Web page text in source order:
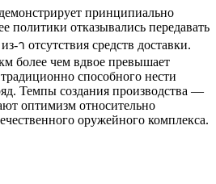
принципиально
политики отказывались передавать
า отсутствия средств доставки.
более чем вдвое превышает
способного нести
Темпы создания производства —
оптимизм относительно
оружейного комплекса.